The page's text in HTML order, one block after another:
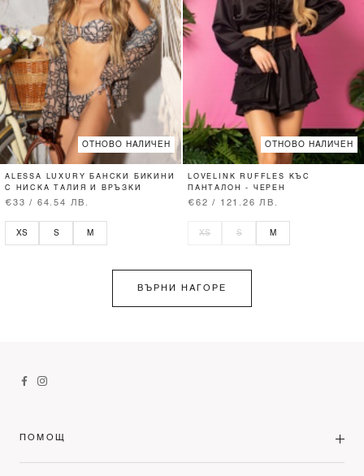
ОТНОВО НАЛИЧЕН
ALESSA LUXURY БАНСКИ БИКИНИ
С НИСКА ТАЛИЯ И ВРЪЗКИ
€33 / 64.54 ЛВ.
XS S M
ОТНОВО НАЛИЧЕН
LOVELINK RUFFLES КЪС
ПАНТАЛОН - ЧЕРЕН
€62 / 121.26 ЛВ.
XS S M
ВЪРНИ НАГОРЕ
ПОМОЩ